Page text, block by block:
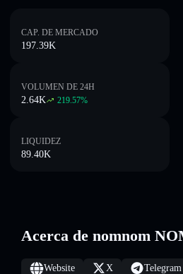
CAP. DE MERCADO
197.39K
VOLUMEN DE 24H
2.64K 219.57%
LIQUIDEZ
89.40K
Acerca de nomnom
Website X Telegram